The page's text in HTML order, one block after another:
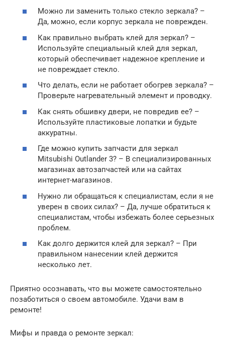
Можно ли заменить только стекло зеркала? –
Да, можно, если корпус зеркала не поврежден.
Как правильно выбрать клей для зеркал? –
Используйте специальный клей для зеркал,
который обеспечивает надежное крепление и
не повреждает стекло.
Что делать, если не работает обогрев зеркала? –
Проверьте нагревательный элемент и проводку.
Как снять обшивку двери, не повредив ее? –
Используйте пластиковые лопатки и будьте
аккуратны.
Где можно купить запчасти для зеркал
Mitsubishi Outlander 3? – В специализированных
магазинах автозапчастей или на сайтах
интернет-магазинов.
Нужно ли обращаться к специалистам, если я не
уверен в своих силах? – Да, лучше обратиться к
специалистам, чтобы избежать более серьезных
проблем.
Как долго держится клей для зеркал? – При
правильном нанесении клей держится
несколько лет.
Приятно осознавать, что вы можете самостоятельно
позаботиться о своем автомобиле. Удачи вам в
ремонте!
Мифы и правда о ремонте зеркал: